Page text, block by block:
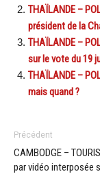
THAÏLANDE –
président de la
THAÏLANDE –
sur le vote du 19
THAÏLANDE –
mais quand ?
Précédent
CAMBODGE –
par vidéo interposée